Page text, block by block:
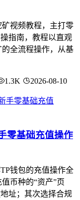
视频教程，主打零
指南，教程以直观
全流程操作，从基
1.3K 2026-08-10
零基础充值操作
钱包的充值操作全
币种的“资产”页
址；其次选择合规